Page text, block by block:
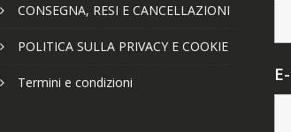
CONSEGNA, RESI E CANCELLAZIONI
POLITICA SULLA PRIVACY E COOKIE
Termini e condizioni